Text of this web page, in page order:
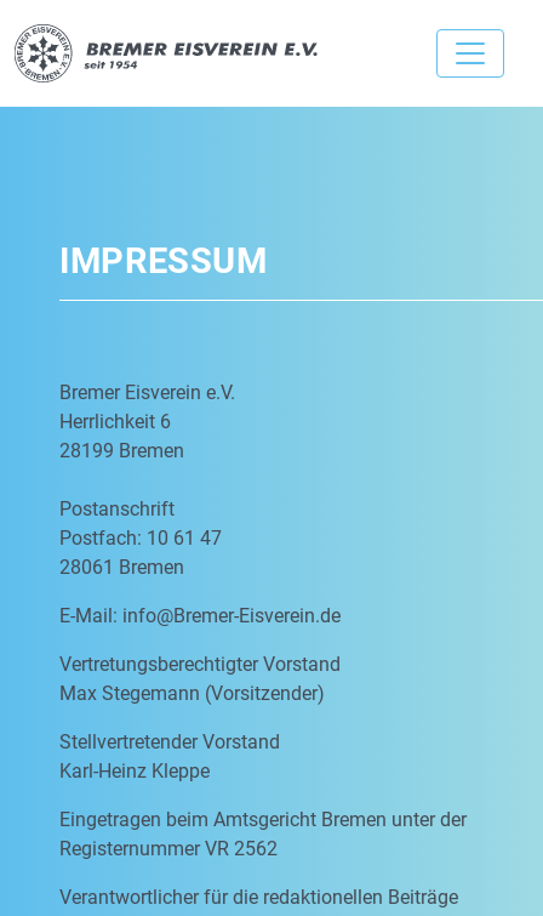
IMPRESSUM
Bremer Eisverein e.V.
Herrlichkeit 6
28199 Bremen
Postanschrift
Postfach: 10 61 47
28061 Bremen
E-Mail: info@Bremer-Eisverein.de
Vertretungsberechtigter Vorstand
Max Stegemann (Vorsitzender)
Stellvertretender Vorstand
Karl-Heinz Kleppe
Eingetragen beim Amtsgericht Bremen unter der
Registernummer VR 2562
Verantwortlicher für die redaktionellen Beiträge